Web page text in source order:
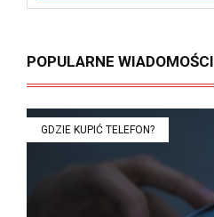
POPULARNE WIADOMOŚCI
GDZIE KUPIĆ TELEFON?